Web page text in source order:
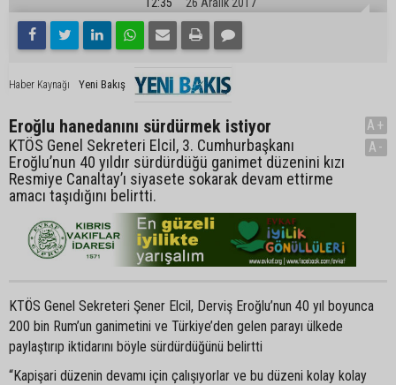
Haber Kaynağı Yeni Bakış
Eroğlu hanedanını sürdürmek istiyor
KTÖS Genel Sekreteri Elcil, 3. Cumhurbaşkanı
Eroğlu’nun 40 yıldır sürdürdüğü ganimet düzenini kızı
Resmiye Canaltay’ı siyasete sokarak devam ettirme
amacı taşıdığını belirtti.
A+
A-
KTÖS Genel Sekreteri Şener Elcil, Derviş Eroğlu’nun 40 yıl boyunca
200 bin Rum’un ganimetini ve Türkiye’den gelen parayı ülkede
paylaştırıp iktidarını böyle sürdürdüğünü belirtti
“Kapişari düzenin devamı için çalışıyorlar ve bu düzeni kolay kolay